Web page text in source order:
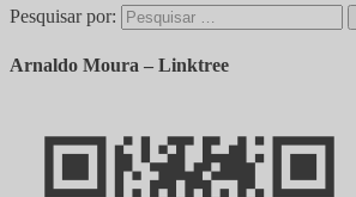
Pesquisar por:
Arnaldo Moura – Linktree